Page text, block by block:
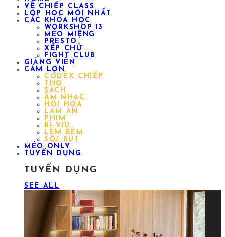
VỀ CHIẾP CLASS
LỚP HỌC MỚI NHẤT
CÁC KHÓA HỌC
WORKSHOP 13
MÉO MIỆNG
PRESTO
XẾP CHỮ
FIGHT CLUB
GIẢNG VIÊN
CÁM LỢN
CODEX CHIẾP
THƠ
SÁCH
ÂM NHẠC
HỘI HỌA
LÀM ĂN
PHIM
RÌ-VIU
LÈM BÈM
SỔ/ BÚT
MÉO ONLY
TUYỂN DỤNG
TUYỂN DỤNG
SEE ALL